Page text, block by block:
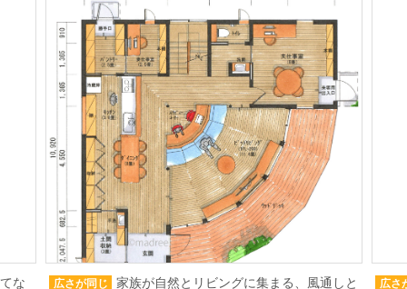
な
広さが同じ
家族が自然とリビングに集まる、風通しと
広さ